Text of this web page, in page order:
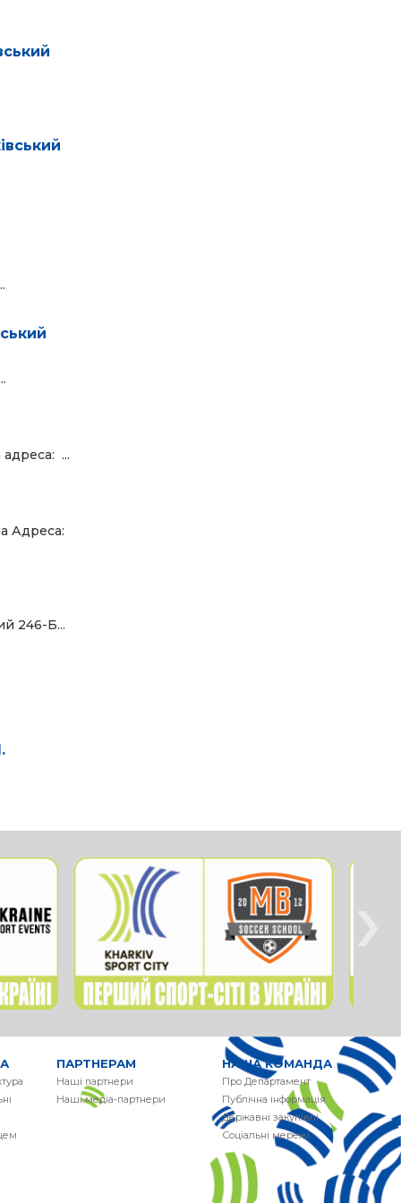
...
Адреса:
246-Б...
ПАРТНЕРАМ
Наші партнери
Наші медіа-партнери
НАША КОМАНДА
Про Департамент
Публічна інформація
Державні закупівлі
Соціальні мережі